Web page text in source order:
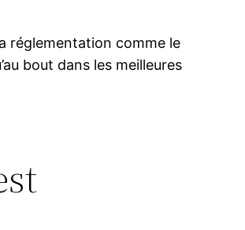
réglementation comme le
bout dans les meilleures